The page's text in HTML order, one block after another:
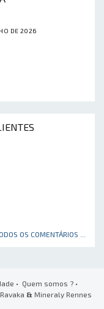
DE 2026
OS COMENTÁRIOS ...
• Quem somos ?•
& Mineraly Rennes